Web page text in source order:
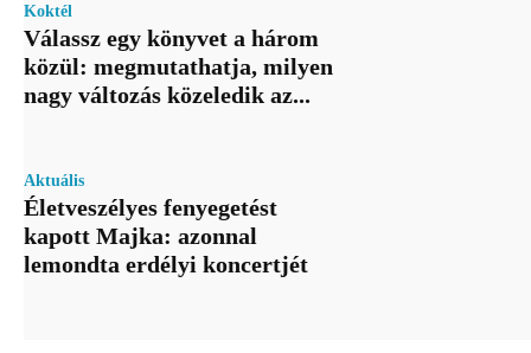
Koktél
Válassz egy könyvet a három
közül: megmutathatja, milyen
nagy változás közeledik az...
Aktuális
Életveszélyes fenyegetést
kapott Majka: azonnal
lemondta erdélyi koncertjét